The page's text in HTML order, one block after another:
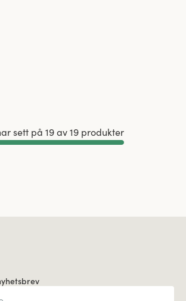
2
sett på 19 av 19 produkter